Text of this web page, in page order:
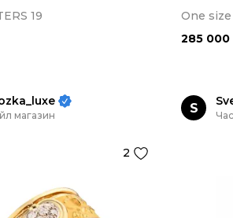
19
One size
285 000
магазин
2
S